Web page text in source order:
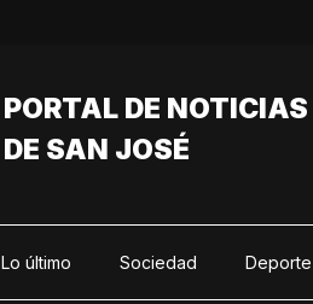
PORTAL DE NOTICIAS
DE SAN JOSÉ
Lo último Sociedad Deporte